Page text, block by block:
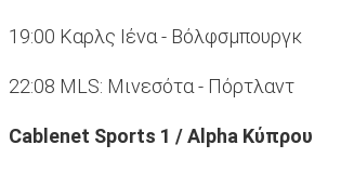
19:00 Καρλς Ιένα - Βόλφσμπουργκ
22:08 MLS: Μινεσότα - Πόρτλαντ
Cablenet Sports 1 / Αlpha Κύπρου